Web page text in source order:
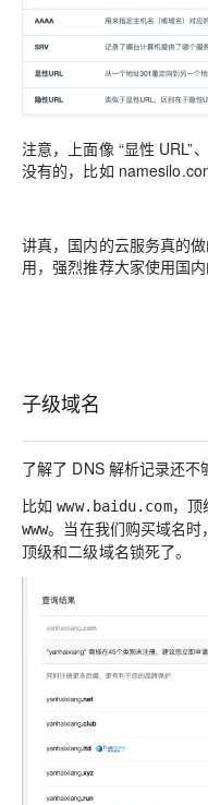
注意，上面像 “显性 URL”
没有的，比如
讲真，国内的云服务真的
用，强烈推荐大家使用国内
子级域名
了解了 DNS 解析记录还不
比如www.baidu.com，顶
www。当在我们购买域名时
顶级和二级域名锁死了。